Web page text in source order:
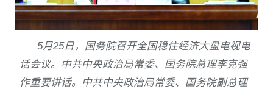
5月25日，国务院召开全国稳住经济大盘电视电
话会议。中共中央政治局常委、国务院总理李克强
作重要讲话。中共中央政治局常委、国务院副总理